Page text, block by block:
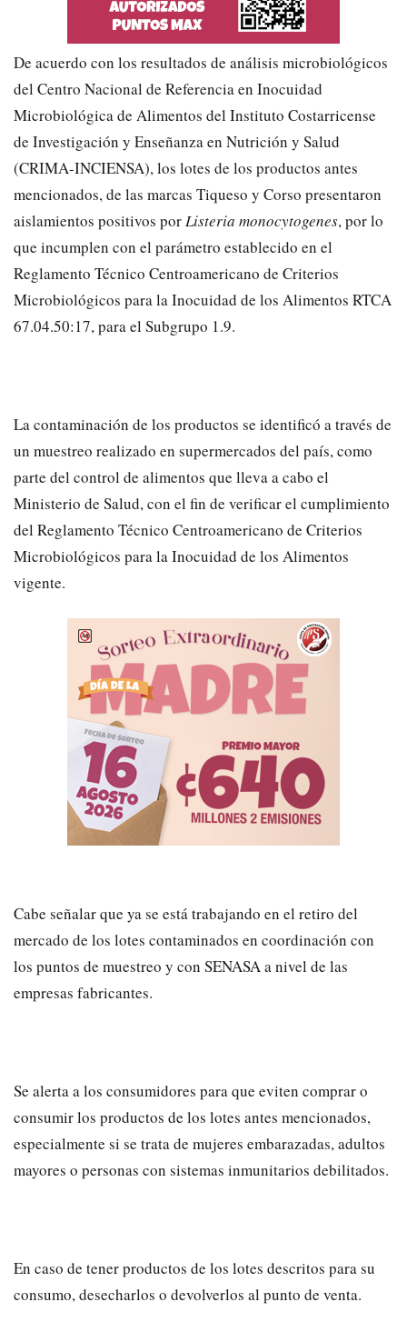
De acuerdo con los resultados de análisis microbiológicos
del Centro Nacional de Referencia en Inocuidad
Microbiológica de Alimentos del Instituto Costarricense
de Investigación y Enseñanza en Nutrición y Salud
(CRIMA-INCIENSA), los lotes de los productos antes
mencionados, de las marcas Tiqueso y Corso presentaron
aislamientos positivos porListeria monocytogenes, por lo
que incumplen con el parámetro establecido en el
Reglamento Técnico Centroamericano de Criterios
Microbiológicos para la Inocuidad de los Alimentos RTCA
67.04.50:17, para el Subgrupo 1.9.
La contaminación de los productos se identificó a través de
un muestreo realizado en supermercados del país, como
parte del control de alimentos que lleva a cabo el
Ministerio de Salud, con el fin de verificar el cumplimiento
del Reglamento Técnico Centroamericano de Criterios
Microbiológicos para la Inocuidad de los Alimentos
vigente.
Cabe señalar que ya se está trabajando en el retiro del
mercado de los lotes contaminados en coordinación con
los puntos de muestreo y con SENASA a nivel de las
empresas fabricantes.
Se alerta a los consumidores para que eviten comprar o
consumir los productos de los lotes antes mencionados,
especialmente si se trata de mujeres embarazadas, adultos
mayores o personas con sistemas inmunitarios debilitados.
En caso de tener productos de los lotes descritos para su
consumo, desecharlos o devolverlos al punto de venta.